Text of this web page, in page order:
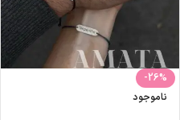
-26%
ناموجود